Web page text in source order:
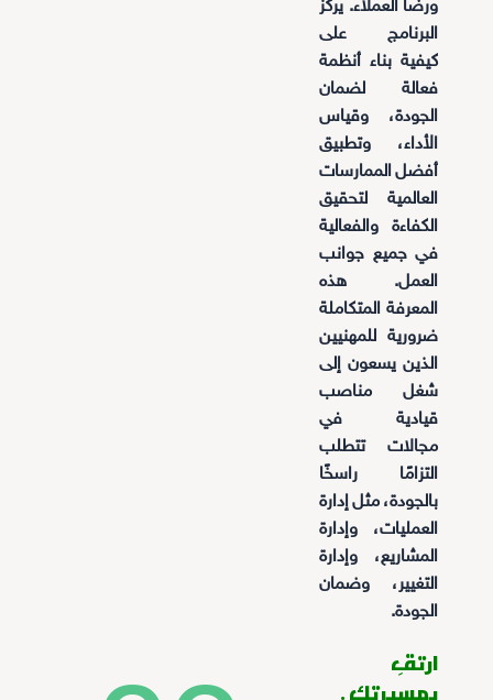
ورضا العملاء. يركز
البرنامج على
كيفية بناء أنظمة
فعالة لضمان
الجودة، وقياس
الأداء، وتطبيق
أفضل الممارسات
العالمية لتحقيق
الكفاءة والفعالية
في جميع جوانب
العمل. هذه
المعرفة المتكاملة
ضرورية للمهنيين
الذين يسعون إلى
شغل مناصب
قيادية في
مجالات تتطلب
التزامًا راسخًا
بالجودة، مثل إدارة
العمليات، وإدارة
المشاريع، وإدارة
التغيير، وضمان
الجودة.
ارتقِ
بمسيرتك .